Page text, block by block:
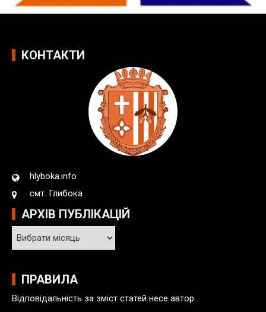
КОНТАКТИ
hlyboka.info
смт. Глибока
АРХІВ ПУБЛІКАЦІЙ
А
р
і
п
ПРАВИЛА
Відповідальність за зміст статей несе автор.